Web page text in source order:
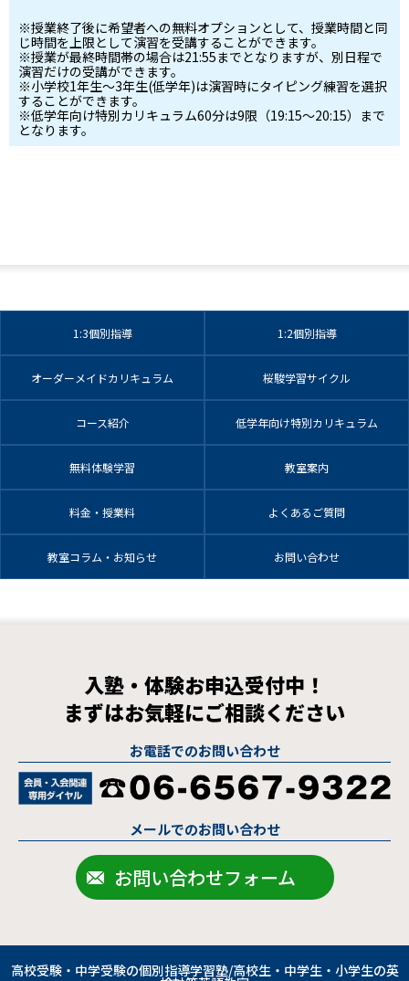
※授業終了後に希望者への無料オプションとして、授業時間と同
じ時間を上限として演習を受講することができます。
※授業が最終時間帯の場合は21:55までとなりますが、別日程で
演習だけの受講ができます。
※小学校1年生～3年生(低学年)は演習時にタイピング練習を選択
することができます。
※低学年向け特別カリキュラム60分は9限（19:15～20:15）まで
となります。
1:3個別指導 1:2個別指導
オーダーメイドカリキュラム 桜駿学習サイクル
コース紹介 低学年向け特別カリキュラム
無料体験学習 教室案内
料金・授業料 よくあるご質問
教室コラム・お知らせ お問い合わせ
入塾・体験お申込受付中！
まずはお気軽にご相談ください
お電話でのお問い合わせ
メールでのお問い合わせ
お問い合わせフォーム
高校受験・中学受験の個別指導学習塾/高校生・中学生・小学生の英